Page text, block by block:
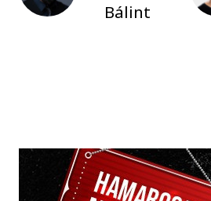
Bálint